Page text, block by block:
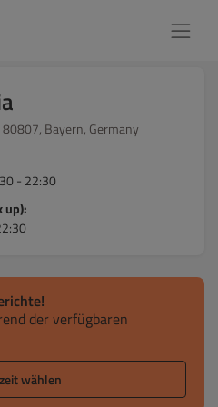
Bayern, Germany
- 22:30
up):
der verfügbaren
wählen